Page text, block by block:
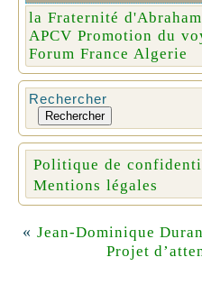
la Fraternité d'Abraham
APCV Promotion du
Forum France Algerie
Rechercher
Rechercher
Politique de
Mentions légales
« Jean-Dominique
Projet